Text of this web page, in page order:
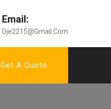
Email:
Dje2215@gmail.com
Get A Quote